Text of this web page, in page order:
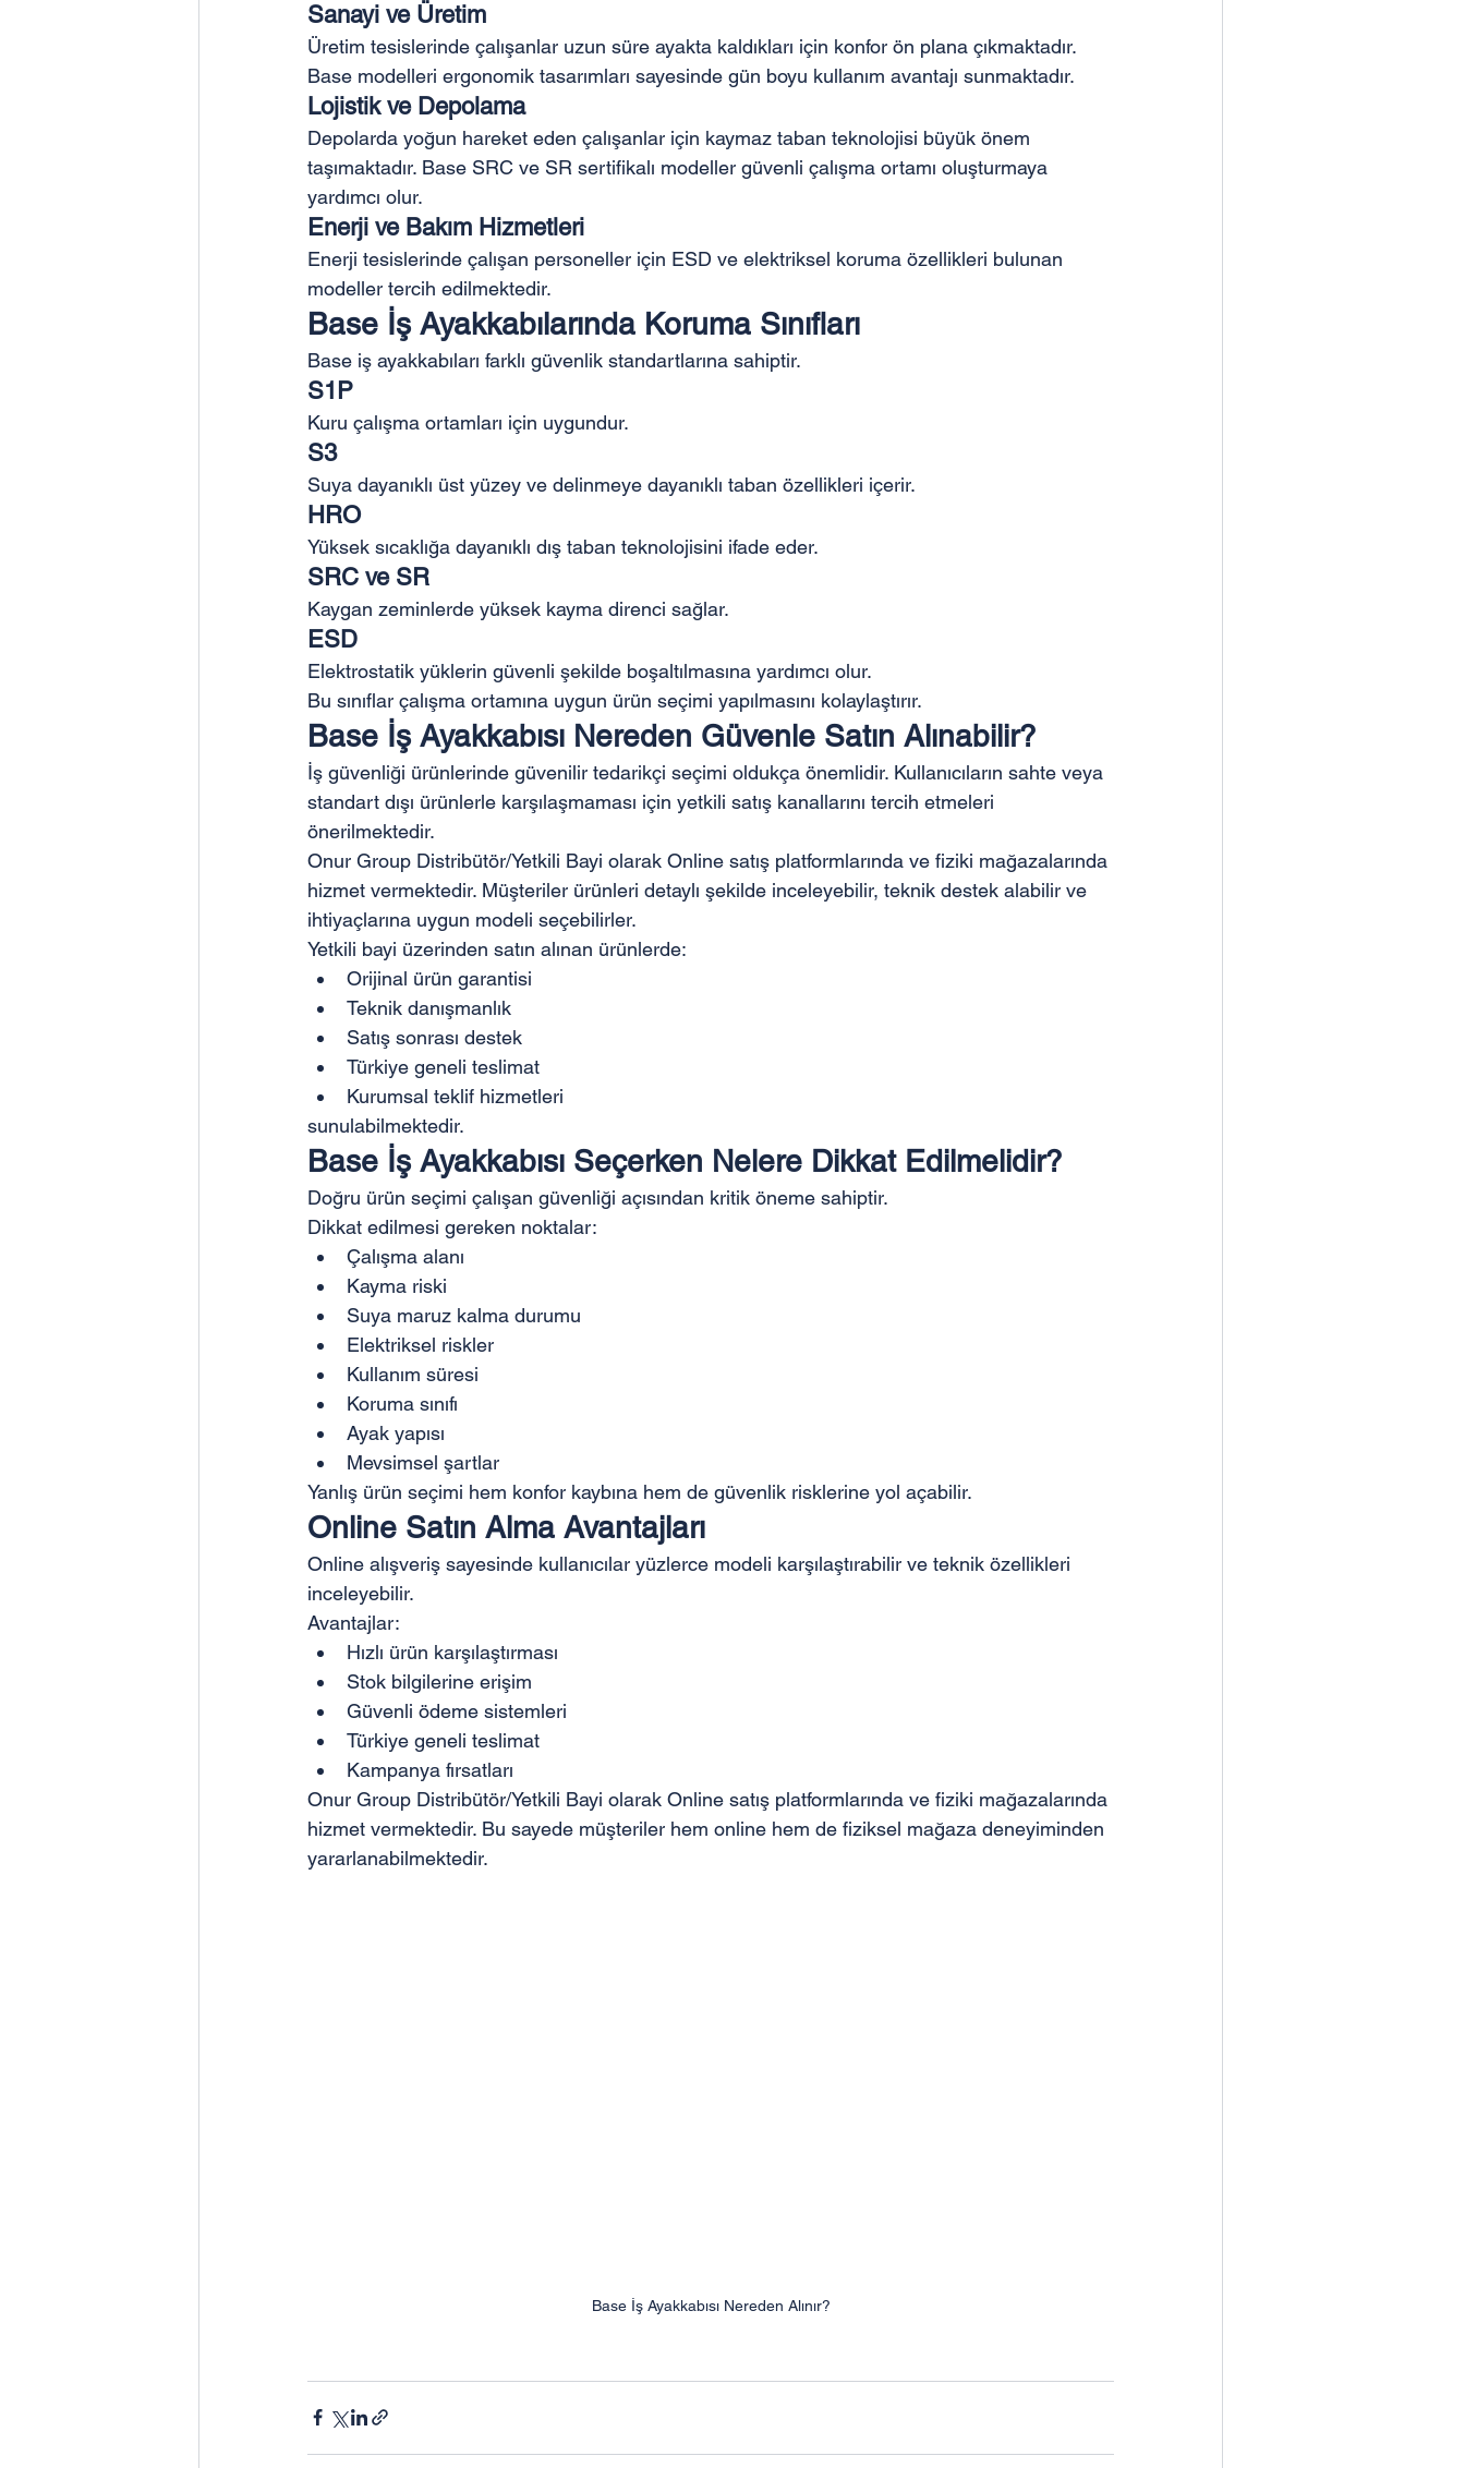
Sanayi ve Üretim
Üretim tesislerinde çalışanlar uzun süre ayakta kaldıkları için konfor ön plana çıkmaktadır.
Base modelleri ergonomik tasarımları sayesinde gün boyu kullanım avantajı sunmaktadır.
Lojistik ve Depolama
Depolarda yoğun hareket eden çalışanlar için kaymaz taban teknolojisi büyük önem
taşımaktadır. Base SRC ve SR sertifikalı modeller güvenli çalışma ortamı oluşturmaya
yardımcı olur.
Enerji ve Bakım Hizmetleri
Enerji tesislerinde çalışan personeller için ESD ve elektriksel koruma özellikleri bulunan
modeller tercih edilmektedir.
Base İş Ayakkabılarında Koruma Sınıfları
Base iş ayakkabıları farklı güvenlik standartlarına sahiptir.
S1P
Kuru çalışma ortamları için uygundur.
S3
Suya dayanıklı üst yüzey ve delinmeye dayanıklı taban özellikleri içerir.
HRO
Yüksek sıcaklığa dayanıklı dış taban teknolojisini ifade eder.
SRC ve SR
Kaygan zeminlerde yüksek kayma direnci sağlar.
ESD
Elektrostatik yüklerin güvenli şekilde boşaltılmasına yardımcı olur.
Bu sınıflar çalışma ortamına uygun ürün seçimi yapılmasını kolaylaştırır.
Base İş Ayakkabısı Nereden Güvenle Satın Alınabilir?
İş güvenliği ürünlerinde güvenilir tedarikçi seçimi oldukça önemlidir. Kullanıcıların sahte veya
standart dışı ürünlerle karşılaşmaması için yetkili satış kanallarını tercih etmeleri
önerilmektedir.
Onur Group Distribütör/Yetkili Bayi olarak Online satış platformlarında ve fiziki mağazalarında
hizmet vermektedir. Müşteriler ürünleri detaylı şekilde inceleyebilir, teknik destek alabilir ve
ihtiyaçlarına uygun modeli seçebilirler.
Yetkili bayi üzerinden satın alınan ürünlerde:
Orijinal ürün garantisi
Teknik danışmanlık
Satış sonrası destek
Türkiye geneli teslimat
Kurumsal teklif hizmetleri
sunulabilmektedir.
Base İş Ayakkabısı Seçerken Nelere Dikkat Edilmelidir?
Doğru ürün seçimi çalışan güvenliği açısından kritik öneme sahiptir.
Dikkat edilmesi gereken noktalar:
Çalışma alanı
Kayma riski
Suya maruz kalma durumu
Elektriksel riskler
Kullanım süresi
Koruma sınıfı
Ayak yapısı
Mevsimsel şartlar
Yanlış ürün seçimi hem konfor kaybına hem de güvenlik risklerine yol açabilir.
Online Satın Alma Avantajları
Online alışveriş sayesinde kullanıcılar yüzlerce modeli karşılaştırabilir ve teknik özellikleri
inceleyebilir.
Avantajlar:
Hızlı ürün karşılaştırması
Stok bilgilerine erişim
Güvenli ödeme sistemleri
Türkiye geneli teslimat
Kampanya fırsatları
Onur Group Distribütör/Yetkili Bayi olarak Online satış platformlarında ve fiziki mağazalarında
hizmet vermektedir. Bu sayede müşteriler hem online hem de fiziksel mağaza deneyiminden
yararlanabilmektedir.
Base İş Ayakkabısı Nereden Alınır?